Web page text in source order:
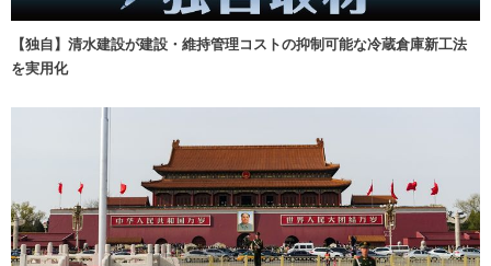
【独自】清水建設が建設・維持管理コストの抑制可能な冷蔵倉庫新工法
を実用化